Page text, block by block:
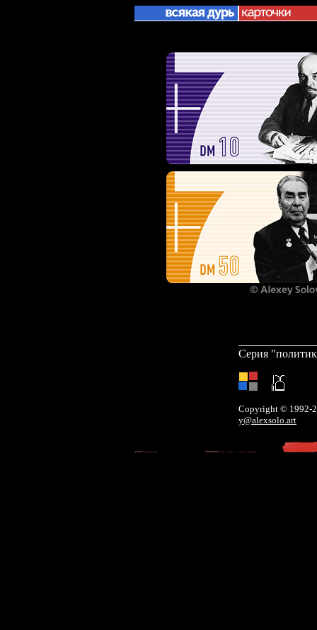
Серия
Copyright © 1992-
y@alexsolo.art